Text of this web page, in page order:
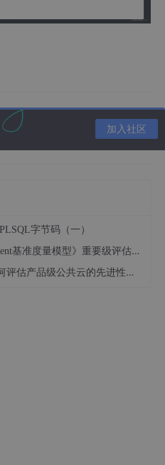
加入社区
字节码（一）
型》重要级评估，定义智能体可信新标杆
产品级公共云的先进性水平？